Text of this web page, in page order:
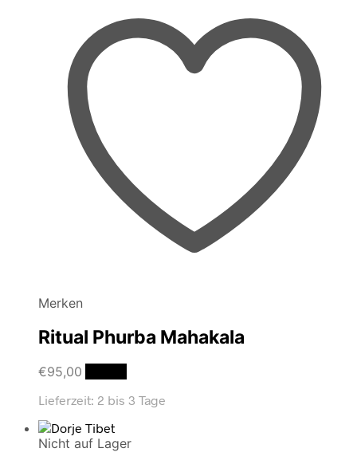
Merken
Ritual Phurba Mahakala
€95,00
Lieferzeit: 2 bis 3 Tage
Nicht auf Lager